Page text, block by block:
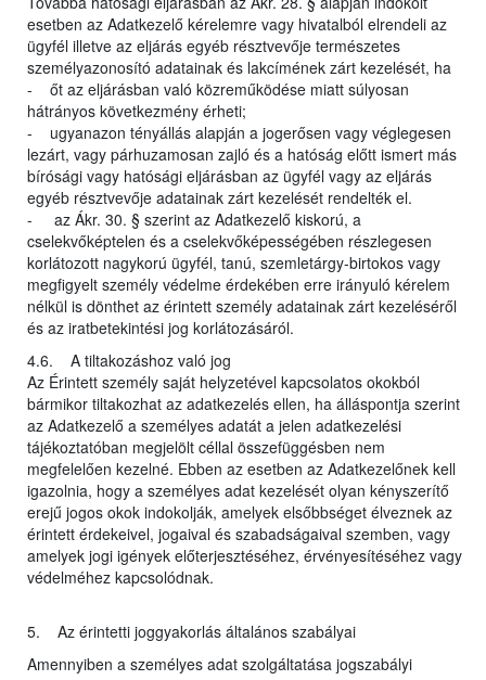
esetben az Adatkezelő kérelemre vagy hivatalból elrendeli az
ügyfél illetve az eljárás egyéb résztvevője természetes
személyazonosító adatainak és lakcímének zárt kezelését, ha
- őt az eljárásban való közreműködése miatt súlyosan
hátrányos következmény érheti;
- ugyanazon tényállás alapján a jogerősen vagy véglegesen
lezárt, vagy párhuzamosan zajló és a hatóság előtt ismert más
bírósági vagy hatósági eljárásban az ügyfél vagy az eljárás
egyéb résztvevője adatainak zárt kezelését rendelték el.
- az Ákr. 30. § szerint az Adatkezelő kiskorú, a
cselekvőképtelen és a cselekvőképességében részlegesen
korlátozott nagykorú ügyfél, tanú, szemletárgy-birtokos vagy
megfigyelt személy védelme érdekében erre irányuló kérelem
nélkül is dönthet az érintett személy adatainak zárt kezeléséről
és az iratbetekintési jog korlátozásáról.
4.6. A tiltakozáshoz való jog
Az Érintett személy saját helyzetével kapcsolatos okokból
bármikor tiltakozhat az adatkezelés ellen, ha álláspontja szerint
az Adatkezelő a személyes adatát a jelen adatkezelési
tájékoztatóban megjelölt céllal összefüggésben nem
megfelelően kezelné. Ebben az esetben az Adatkezelőnek kell
igazolnia, hogy a személyes adat kezelését olyan kényszerítő
erejű jogos okok indokolják, amelyek elsőbbséget élveznek az
érintett érdekeivel, jogaival és szabadságaival szemben, vagy
amelyek jogi igények előterjesztéséhez, érvényesítéséhez vagy
védelméhez kapcsolódnak.
5. Az érintetti joggyakorlás általános szabályai
Amennyiben a személyes adat szolgáltatása jogszabályi